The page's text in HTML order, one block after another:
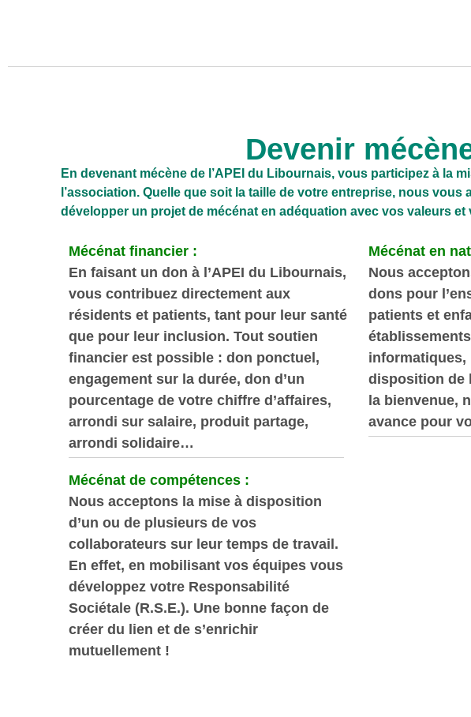
Devenir
En devenant mécène de l’APEI du Libournais, vous participez à la
l’association. Quelle que soit la taille de votre entreprise, nous
développer un projet de mécénat en adéquation avec vos valeurs
Mécénat financier :
En faisant un don à l’APEI du Libournais,
vous contribuez directement aux
résidents et patients, tant pour leur santé
que pour leur inclusion. Tout soutien
financier est possible : don ponctuel,
engagement sur la durée, don d’un
pourcentage de votre chiffre d’affaires,
arrondi sur salaire, produit partage,
arrondi solidaire…
Mécénat de compétences :
Nous acceptons la mise à disposition
d’un ou de plusieurs de vos
collaborateurs sur leur temps de travail.
En effet, en mobilisant vos équipes vous
développez votre Responsabilité
Sociétale (R.S.E.). Une bonne façon de
créer du lien et de s’enrichir
mutuellement !
Mécénat en
Nous
dons pour
patients et
informatiques,
disposition de
la bienvenue,
avance pour